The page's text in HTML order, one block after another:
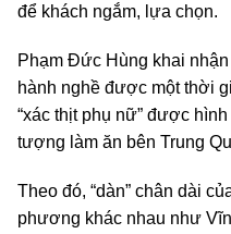
để khách ngắm, lựa chọn.
Phạm Đức Hùng khai
hành nghề được một thời
“xác thịt phụ nữ” được
tượng làm ăn bên Trung
Theo đó, “dàn” chân dài
phương khác nhau như